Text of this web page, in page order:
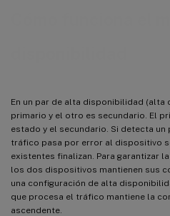
En un par de alta disponibilidad
primario y el otro es secundario. El
estado y el secundario. Si detecta
tráfico pasa por error al dispositivo
existentes finalizan. Para garantizar
los dos dispositivos mantienen sus
una configuración de alta
que procesa el tráfico mantiene la
ascendente.